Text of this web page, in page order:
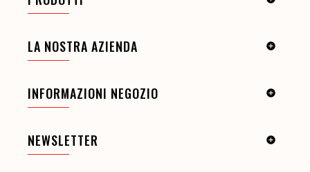
LA NOSTRA AZIENDA 
INFORMAZIONI NEGOZIO 
NEWSLETTER 